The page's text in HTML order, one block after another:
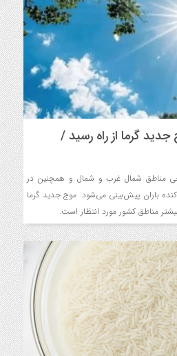
گرما از راه رسید /
مرداد) در برخی مناطق شمال غرب و شمال و همچنین در
باران پیش‌بینی می‌شود. موج جدید گرما
مناطق کشور مورد انتظار است.